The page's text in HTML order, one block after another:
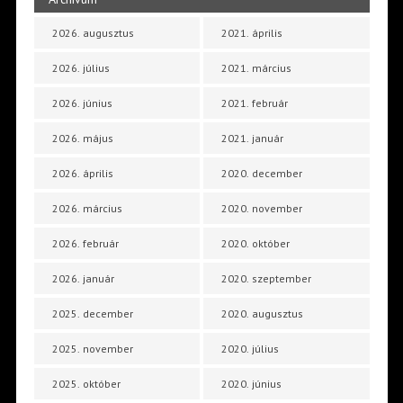
2026. augusztus
2026. július
2026. június
2026. május
2026. április
2026. március
2026. február
2026. január
2025. december
2025. november
2025. október
2021. április
2021. március
2021. február
2021. január
2020. december
2020. november
2020. október
2020. szeptember
2020. augusztus
2020. július
2020. június